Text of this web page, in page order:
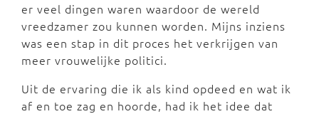
er veel dingen waren waardoor de wereld
vreedzamer zou kunnen worden. Mijns inziens
was een stap in dit proces het verkrijgen van
meer vrouwelijke politici.
Uit de ervaring die ik als kind opdeed en wat ik
af en toe zag en hoorde, had ik het idee dat